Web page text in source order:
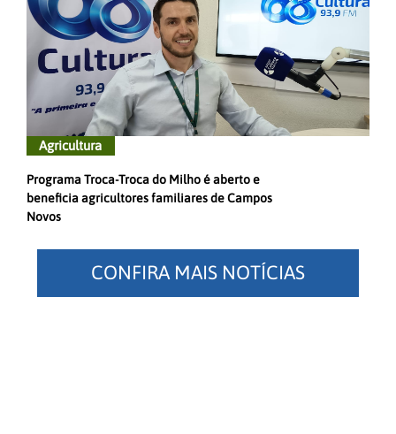
Agricultura
Programa Troca-Troca do Milho é aberto e
beneficia agricultores familiares de Campos
Novos
CONFIRA MAIS NOTÍCIAS